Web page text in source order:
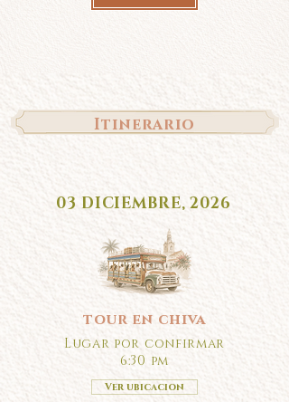
Itinerario
03 DICIEMBRE, 2026
tour en chiva
Lugar por confirmar
6:30 pm
Ver ubicacion